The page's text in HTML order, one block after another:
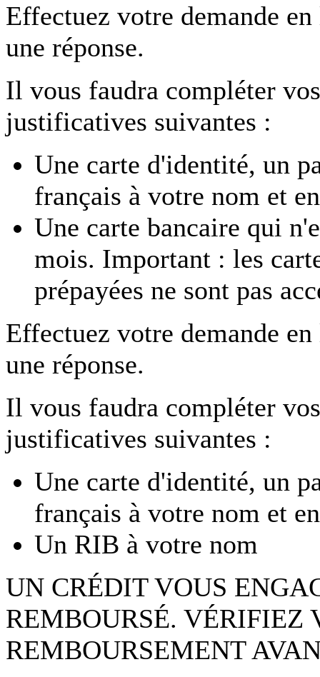
Effectuez votre demande
une réponse.
Il vous faudra compléter
justificatives suivantes :
Une carte d'identité, un
français à votre nom et
Une carte bancaire qui
mois. Important : les
prépayées ne sont pas
Effectuez votre demande
une réponse.
Il vous faudra compléter
justificatives suivantes :
Une carte d'identité, un
français à votre nom et
Un RIB à votre nom
UN CRÉDIT VOUS
REMBOURSÉ. VÉRIFIEZ
REMBOURSEMENT